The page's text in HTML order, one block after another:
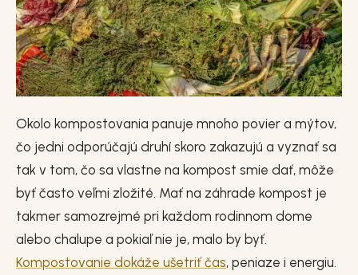
Okolo kompostovania panuje mnoho povier a mýtov,
čo jedni odporúčajú druhí skoro zakazujú a vyznať sa
tak v tom, čo sa vlastne na kompost smie dať, môže
byť často veľmi zložité. Mať na záhrade kompost je
takmer samozrejmé pri každom rodinnom dome
alebo chalupe a pokiaľ nie je, malo by byť.
Kompostovanie dokáže ušetriť čas, peniaze i energiu.